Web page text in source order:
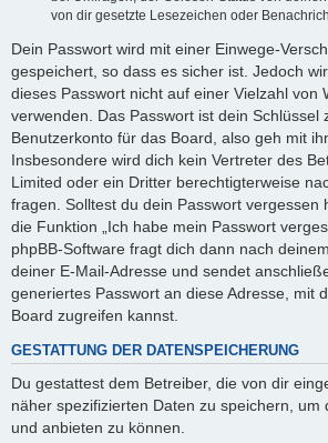
von dir gesetzte Lesezeichen oder
Dein Passwort wird mit einer Einwege-
gespeichert, so dass es sicher ist. Jedoch
dieses Passwort nicht auf einer Vielzahl von
verwenden. Das Passwort ist dein Schlüssel
Benutzerkonto für das Board, also geh mit
Insbesondere wird dich kein Vertreter des
Limited oder ein Dritter berechtigterweise
fragen. Solltest du dein Passwort vergessen
die Funktion „Ich habe mein Passwort
phpBB-Software fragt dich dann nach
deiner E-Mail-Adresse und sendet
generiertes Passwort an diese Adresse, mit
Board zugreifen kannst.
GESTATTUNG DER DATENSPEICHERUNG
Du gestattest dem Betreiber, die von dir
näher spezifizierten Daten zu speichern, um
und anbieten zu können.